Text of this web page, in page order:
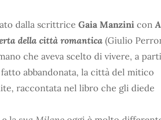
dalla scrittrice Gaia Manzini conA
della città romantica (Giulio
che aveva scelto di vivere, a
abbandonata, la città del mitico
raccontata nel libro che gli diede